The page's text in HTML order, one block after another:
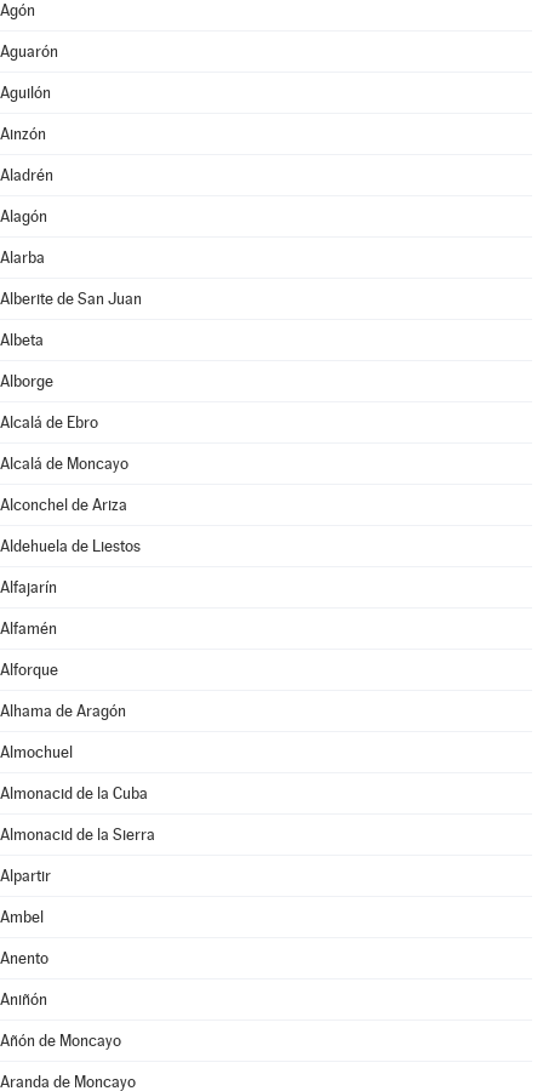
Agón
Aguarón
Aguilón
Ainzón
Aladrén
Alagón
Alarba
Alberite de San Juan
Albeta
Alborge
Alcalá de Ebro
Alcalá de Moncayo
Alconchel de Ariza
Aldehuela de Liestos
Alfajarín
Alfamén
Alforque
Alhama de Aragón
Almochuel
Almonacid de la Cuba
Almonacid de la Sierra
Alpartir
Ambel
Anento
Aniñón
Añón de Moncayo
Aranda de Moncayo